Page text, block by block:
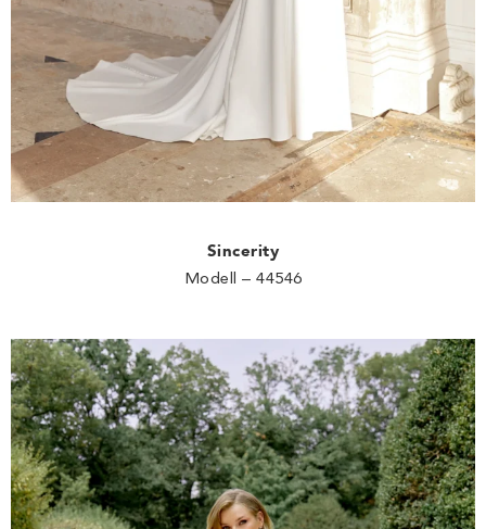
Sincerity
Modell – 44546